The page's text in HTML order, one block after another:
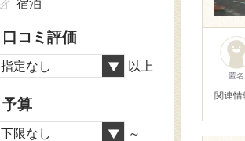
匿名
関連情
宿泊
口コミ評価
指定なし 以上
予算
下限なし ～